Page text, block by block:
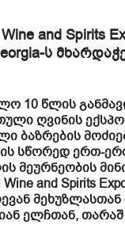
and Spirits
ს
10 წლის
ღვინის
ბაზრების
სწორედ ერთ-
მეურნეობის
and Spirits
ელჩთან,